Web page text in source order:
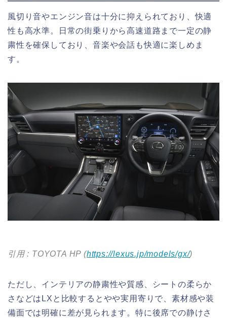
風切り音やエンジン音は十分に抑えられており、快適
性も高水準。日常の街乗りから高速道路まで一定の静
粛性を確保しており、音楽や会話も快適に楽しめま
す。
引用 : TOYOTA HP (https://lexus.jp/models/gx/)
ただし、インテリアの静粛性や質感、シートの柔らか
さなどはLXと比較するとやや実用寄りで、素材感や装
備面では明確に差が見られます。特に後席での静けさ